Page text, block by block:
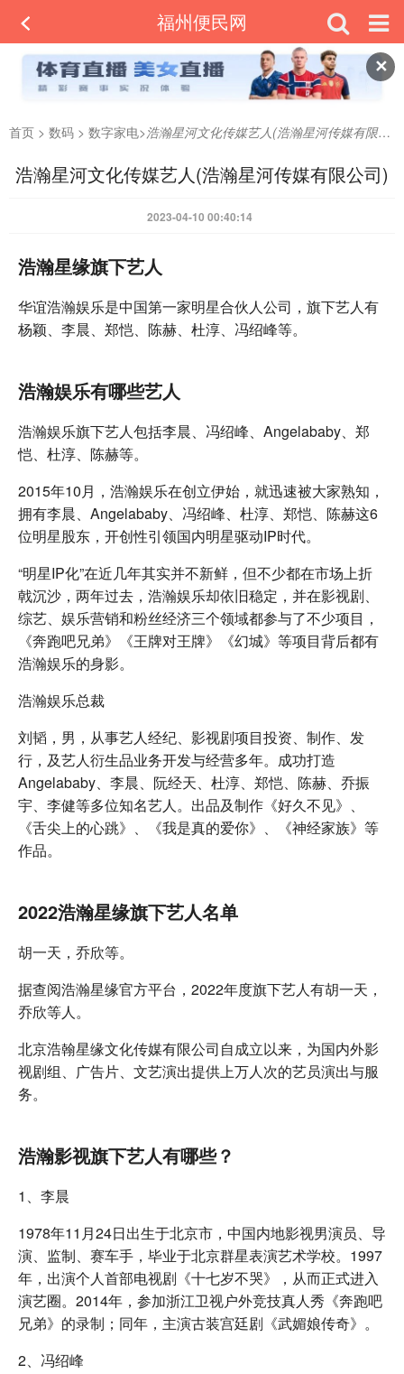
✕
福州便民网
首页 > 数码 > 数字家电>浩瀚星河文化传媒艺人(浩瀚星河传媒有限公司)
浩瀚星河文化传媒艺人(浩瀚星河传媒有限公司)
2023-04-10 00:40:14
浩瀚星缘旗下艺人
华谊浩瀚娱乐是中国第一家明星合伙人公司，旗下艺人有
杨颖、李晨、郑恺、陈赫、杜淳、冯绍峰等。
浩瀚娱乐有哪些艺人
浩瀚娱乐旗下艺人包括李晨、冯绍峰、Angelababy、郑
恺、杜淳、陈赫等。
2015年10月，浩瀚娱乐在创立伊始，就迅速被大家熟知，
拥有李晨、Angelababy、冯绍峰、杜淳、郑恺、陈赫这6
位明星股东，开创性引领国内明星驱动IP时代。
“明星IP化”在近几年其实并不新鲜，但不少都在市场上折
戟沉沙，两年过去，浩瀚娱乐却依旧稳定，并在影视剧、
综艺、娱乐营销和粉丝经济三个领域都参与了不少项目，
《奔跑吧兄弟》《王牌对王牌》《幻城》等项目背后都有
浩瀚娱乐的身影。
浩瀚娱乐总裁
刘韬，男，从事艺人经纪、影视剧项目投资、制作、发
行，及艺人衍生品业务开发与经营多年。成功打造
Angelababy、李晨、阮经天、杜淳、郑恺、陈赫、乔振
宇、李健等多位知名艺人。出品及制作《好久不见》、
《舌尖上的心跳》、《我是真的爱你》、《神经家族》等
作品。
2022浩瀚星缘旗下艺人名单
胡一天，乔欣等。
据查阅浩瀚星缘官方平台，2022年度旗下艺人有胡一天，
乔欣等人。
北京浩翰星缘文化传媒有限公司自成立以来，为国内外影
视剧组、广告片、文艺演出提供上万人次的艺员演出与服
务。
浩瀚影视旗下艺人有哪些？
1、李晨
1978年11月24日出生于北京市，中国内地影视男演员、导
演、监制、赛车手，毕业于北京群星表演艺术学校。1997
年，出演个人首部电视剧《十七岁不哭》，从而正式进入
演艺圈。2014年，参加浙江卫视户外竞技真人秀《奔跑吧
兄弟》的录制；同年，主演古装宫廷剧《武媚娘传奇》。
2、冯绍峰